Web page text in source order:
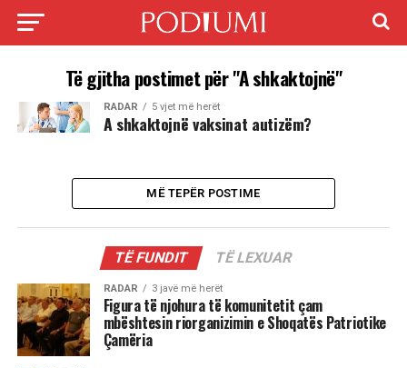
Të gjitha postimet për "A shkaktojnë"
RADAR 5 vjet më herët
A shkaktojnë vaksinat autizëm?
MË TEPËR POSTIME
TË FUNDIT TË LEXUAR
RADAR 3 javë më herët
Figura të njohura të komunitetit çam
mbështesin riorganizimin e Shoqatës Patriotike
Çamëria